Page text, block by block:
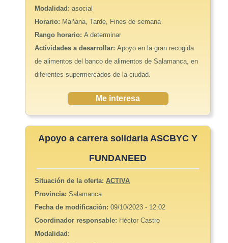
Modalidad:asocial
Horario: Mañana, Tarde, Fines de semana
Rango horario:A determinar
Actividades a desarrollar:Apoyo en la gran recogida
de alimentos del banco de alimentos de Salamanca, en
diferentes supermercados de la ciudad.
Me interesa
Apoyo a carrera solidaria ASCBYC Y
FUNDANEED
Situación de la oferta:ACTIVA
Provincia:Salamanca
Fecha de modificación:09/10/2023 - 12:02
Coordinador responsable: Héctor Castro
Modalidad: